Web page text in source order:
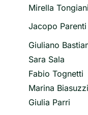
Mirella Tongiani
Jacopo Parenti
Giuliano
Sara Sala
Fabio Tognetti
Marina Biasuzzi
Giulia Parri